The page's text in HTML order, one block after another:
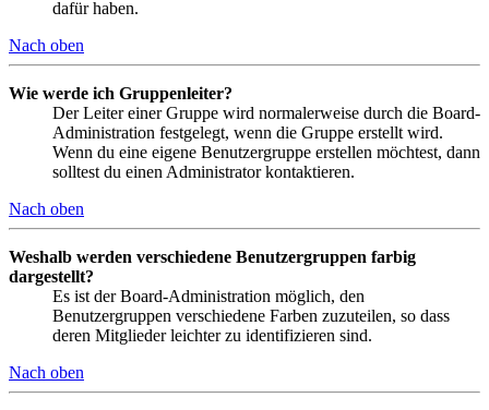
dafür haben.
Nach oben
Wie werde ich Gruppenleiter?
Der Leiter einer Gruppe wird normalerweise durch die Board-
Administration festgelegt, wenn die Gruppe erstellt wird.
Wenn du eine eigene Benutzergruppe erstellen möchtest, dann
solltest du einen Administrator kontaktieren.
Nach oben
Weshalb werden verschiedene Benutzergruppen farbig
dargestellt?
Es ist der Board-Administration möglich, den
Benutzergruppen verschiedene Farben zuzuteilen, so dass
deren Mitglieder leichter zu identifizieren sind.
Nach oben